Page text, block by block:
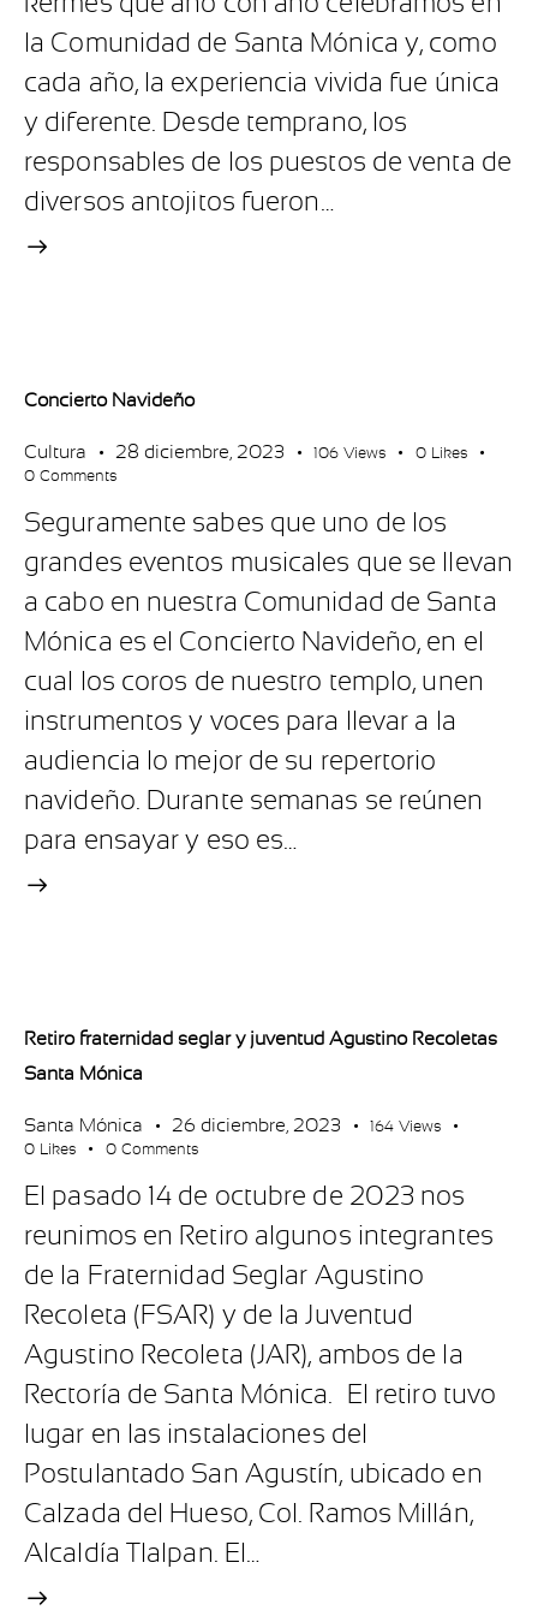
la Comunidad de Santa Mónica y, como
cada año, la experiencia vivida fue única
y diferente. Desde temprano, los
responsables de los puestos de venta de
diversos antojitos fueron…
Concierto Navideño
Cultura 28 diciembre, 2023 106 Views 0 Likes
0 Comments
Seguramente sabes que uno de los
grandes eventos musicales que se llevan
a cabo en nuestra Comunidad de Santa
Mónica es el Concierto Navideño, en el
cual los coros de nuestro templo, unen
instrumentos y voces para llevar a la
audiencia lo mejor de su repertorio
navideño. Durante semanas se reúnen
para ensayar y eso es…
Retiro fraternidad seglar y juventud Agustino Recoletas
Santa Mónica
Santa Mónica 26 diciembre, 2023 164 Views
0 Likes 0 Comments
El pasado 14 de octubre de 2023 nos
reunimos en Retiro algunos integrantes
de la Fraternidad Seglar Agustino
Recoleta (FSAR) y de la Juventud
Agustino Recoleta (JAR), ambos de la
Rectoría de Santa Mónica. El retiro tuvo
lugar en las instalaciones del
Postulantado San Agustín, ubicado en
Calzada del Hueso, Col. Ramos Millán,
Alcaldía Tlalpan. El…